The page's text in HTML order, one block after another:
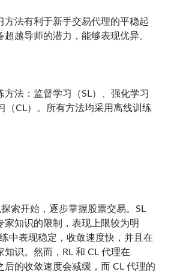
方法有利于新手交易代理的平稳起
超越导师的潜力，能够表现优异。
方法：监督学习（SL）、强化学习
（CL）。所有方法均采用离线训练
索开始，逐步掌握股票交易。SL
家知识的限制，表现上限较为明
中表现稳定，收敛速度快，并且在
知识。然而，RL 和 CL 代理在
后的收敛速度会减缓，而 CL 代理的